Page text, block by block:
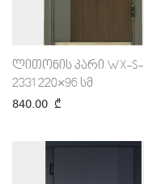
ლითონის კარი WX-S-
2331 220×96 სმ
840.00 ₾